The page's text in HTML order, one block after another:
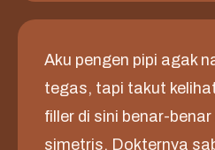
Aku pengen pipi agak
tegas, tapi takut
filler di sini benar-
simetris. Dokternya